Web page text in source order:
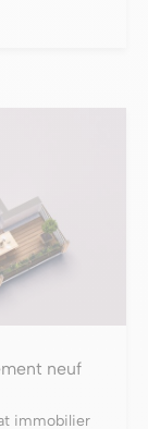
neuf
immobilier